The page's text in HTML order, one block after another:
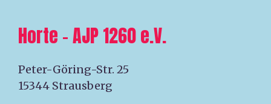
Horte – AJP 1260 e.V.
Peter-Göring-Str. 25
15344 Strausberg